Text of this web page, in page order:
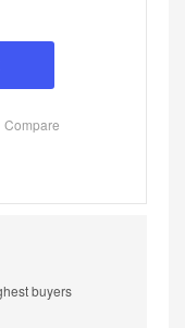
Compare
buyers